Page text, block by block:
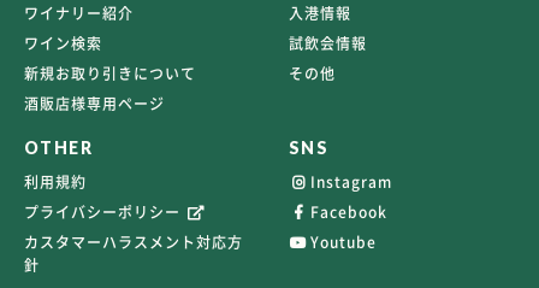
ワイナリー紹介
ワイン検索
新規お取り引きについて
酒販店様専用ページ
入港情報
試飲会情報
その他
OTHER
利用規約
プライバシーポリシー
カスタマーハラスメント対応方
針
SNS
Instagram
Facebook
Youtube